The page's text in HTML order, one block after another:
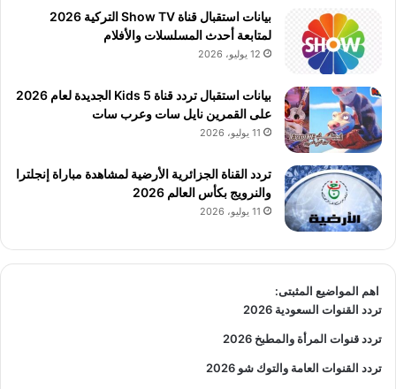
بيانات استقبال قناة Show TV التركية 2026
لمتابعة أحدث المسلسلات والأفلام
12 يوليو، 2026
بيانات استقبال تردد قناة 5 Kids الجديدة لعام 2026
على القمرين نايل سات وعرب سات
11 يوليو، 2026
تردد القناة الجزائرية الأرضية لمشاهدة مباراة إنجلترا
والنرويج بكأس العالم 2026
11 يوليو، 2026
اهم المواضيع المثبتى:
تردد القنوات السعودية 2026
تردد قنوات المرأة والمطبخ 2026
تردد القنوات العامة والتوك شو 2026